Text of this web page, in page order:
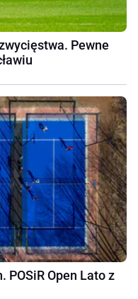
Pewne
POSiR Open Lato z